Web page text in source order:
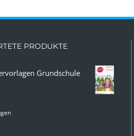
PRODUKTE
Grundschule